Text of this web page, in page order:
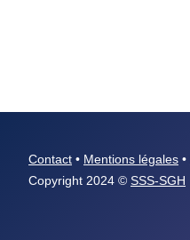
Contact • Mentions légales •
Copyright 2024 © SSS-SGH